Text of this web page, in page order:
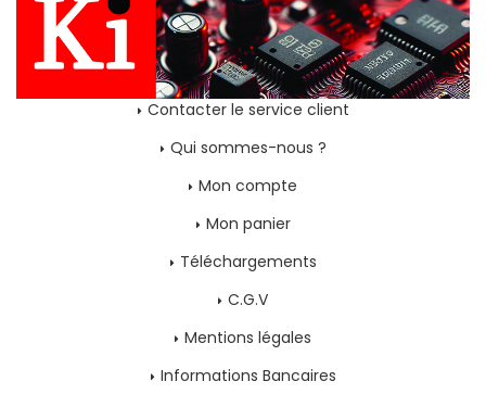
Contacter le service client
Qui sommes-nous ?
Mon compte
Mon panier
Téléchargements
C.G.V
Mentions légales
Informations Bancaires